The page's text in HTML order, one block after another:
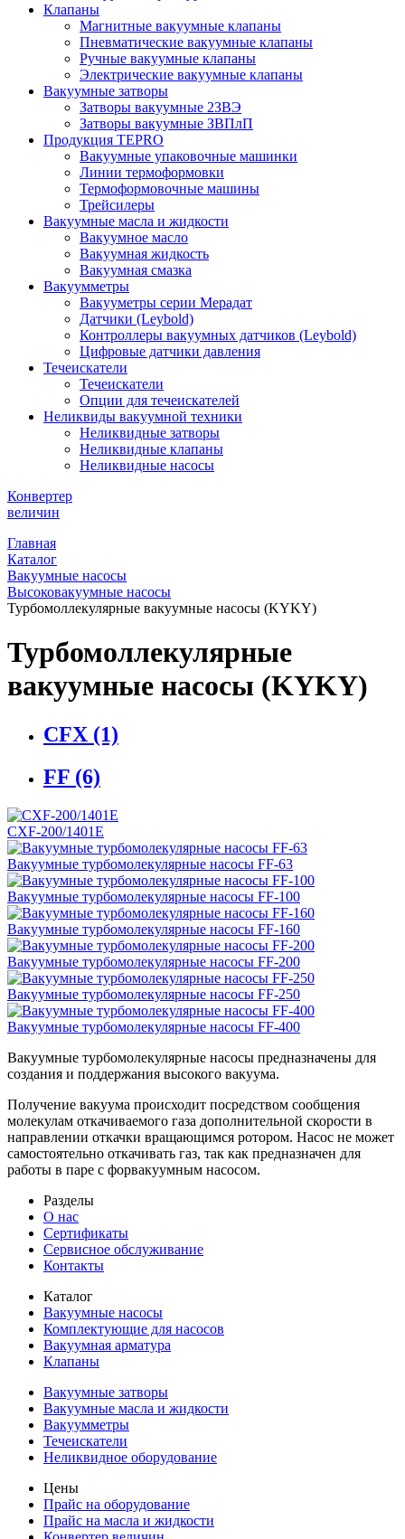
Клапаны
Магнитные вакуумные клапаны
Пневматические вакуумные клапаны
Ручные вакуумные клапаны
Электрические вакуумные клапаны
Вакуумные затворы
Затворы вакуумные 2ЗВЭ
Затворы вакуумные ЗВПлП
Продукция TEPRO
Вакуумные упаковочные машинки
Линии термоформовки
Термоформовочные машины
Трейсилеры
Вакуумные масла и жидкости
Вакуумное масло
Вакуумная жидкость
Вакуумная смазка
Вакуумметры
Вакууметры серии Мерадат
Датчики (Leybold)
Контроллеры вакуумных датчиков (Leybold)
Цифровые датчики давления
Течеискатели
Течеискатели
Опции для течеискателей
Неликвиды вакуумной техники
Неликвидные затворы
Неликвидные клапаны
Неликвидные насосы
Конвертер
величин
Главная
Каталог
Вакуумные насосы
Высоковакуумные насосы
Турбомоллекулярные вакуумные насосы (KYKY)
Турбомоллекулярные
вакуумные насосы (KYKY)
CFX (1)
FF (6)
CXF-200/1401E
Вакуумные турбомолекулярные насосы FF-63
Вакуумные турбомолекулярные насосы FF-100
Вакуумные турбомолекулярные насосы FF-160
Вакуумные турбомолекулярные насосы FF-200
Вакуумные турбомолекулярные насосы FF-250
Вакуумные турбомолекулярные насосы FF-400
Вакуумные турбомолекулярные насосы предназначены для
создания и поддержания высокого вакуума.
Получение вакуума происходит посредством сообщения
молекулам откачиваемого газа дополнительной скорости в
направлении откачки вращающимся ротором. Насос не может
самостоятельно откачивать газ, так как предназначен для
работы в паре с форвакуумным насосом.
Разделы
О нас
Сертификаты
Сервисное обслуживание
Контакты
Каталог
Вакуумные насосы
Комплектующие для насосов
Вакуумная арматура
Клапаны
Вакуумные затворы
Вакуумные масла и жидкости
Вакуумметры
Течеискатели
Неликвидное оборудование
Цены
Прайс на оборудование
Прайс на масла и жидкости